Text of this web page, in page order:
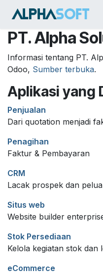
PT. Alpha
Informasi tentang PT.
Odoo, Sumber terbuka.
Aplikasi yang
Penjualan
Dari quotation menjadi
Penagihan
Faktur & Pembayaran
CRM
Lacak prospek dan
Situs web
Website builder
Stok Persediaan
Kelola kegiatan stok dan
eCommerce